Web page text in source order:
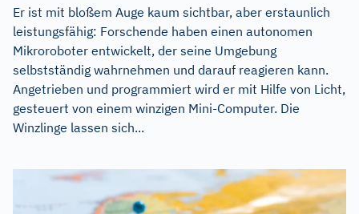
Er ist mit bloßem Auge kaum sichtbar, aber erstaunlich
leistungsfähig: Forschende haben einen autonomen
Mikroroboter entwickelt, der seine Umgebung
selbstständig wahrnehmen und darauf reagieren kann.
Angetrieben und programmiert wird er mit Hilfe von Licht,
gesteuert von einem winzigen Mini-Computer. Die
Winzlinge lassen sich...